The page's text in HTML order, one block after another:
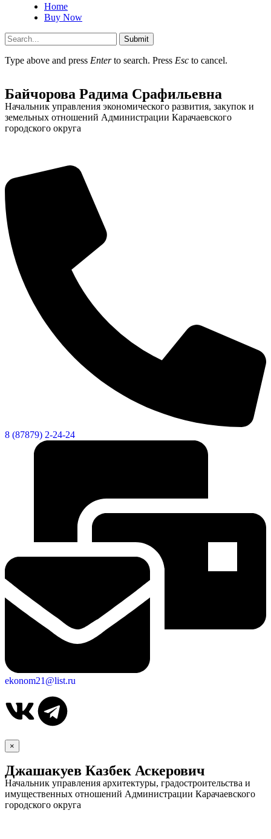
Home
Buy Now
Submit
Type above and press Enterto search. Press Esc to cancel.
Администрация
Байчорова Радима Срафильевна
Начальник управления экономического развития, закупок и
земельных отношений Администрации Карачаевского
городского округа
8 (87879) 2-24-24
ekonom21@list.ru
×
Джашакуев Казбек Аскерович
Начальник управления архитектуры, градостроительства и
имущественных отношений Администрации Карачаевского
городского округа